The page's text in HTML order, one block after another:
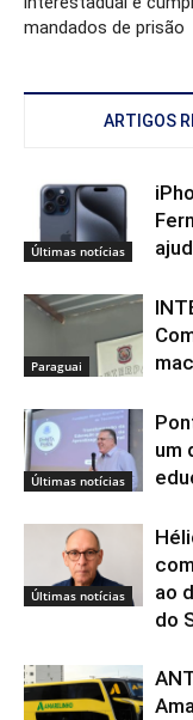
mandados de prisão
ARTIGOS
Últimas notícias
Paraguai
Últimas notícias
um
Últimas notícias
ao
do